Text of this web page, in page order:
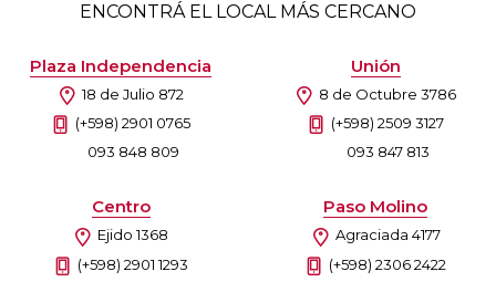
ENCONTRÁ EL LOCAL MÁS CERCANO
Plaza Independencia
18 de Julio 872
(+598) 2901 0765
093 848 809
Unión
8 de Octubre 3786
(+598) 2509 3127
093 847 813
Centro
Ejido 1368
(+598) 2901 1293
Paso Molino
Agraciada 4177
(+598) 2306 2422